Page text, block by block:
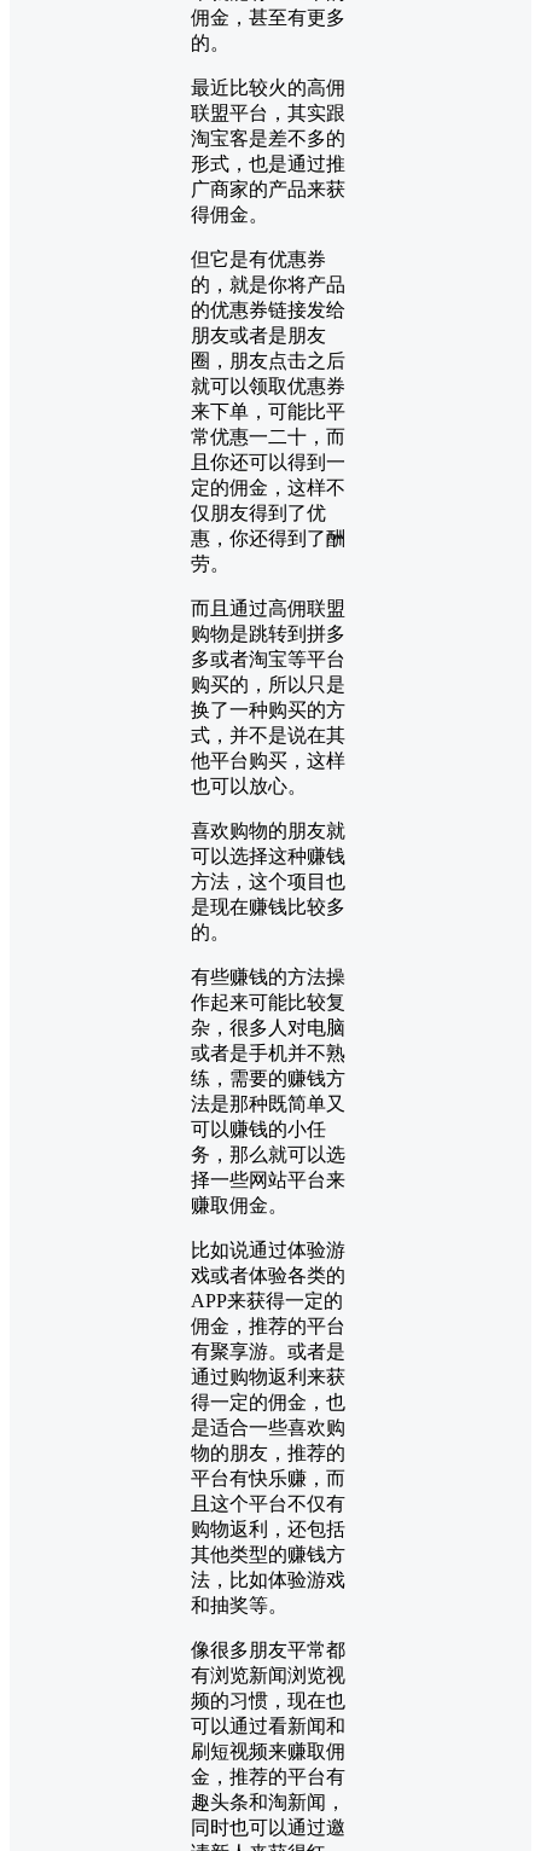
佣金，甚至有更多
的。
最近比较火的高佣
联盟平台，其实跟
淘宝客是差不多的
形式，也是通过推
广商家的产品来获
得佣金。
但它是有优惠券
的，就是你将产品
的优惠券链接发给
朋友或者是朋友
圈，朋友点击之后
就可以领取优惠券
来下单，可能比平
常优惠一二十，而
且你还可以得到一
定的佣金，这样不
仅朋友得到了优
惠，你还得到了酬
劳。
而且通过高佣联盟
购物是跳转到拼多
多或者淘宝等平台
购买的，所以只是
换了一种购买的方
式，并不是说在其
他平台购买，这样
也可以放心。
喜欢购物的朋友就
可以选择这种赚钱
方法，这个项目也
是现在赚钱比较多
的。
有些赚钱的方法操
作起来可能比较复
杂，很多人对电脑
或者是手机并不熟
练，需要的赚钱方
法是那种既简单又
可以赚钱的小任
务，那么就可以选
择一些网站平台来
赚取佣金。
比如说通过体验游
戏或者体验各类的
APP来获得一定的
佣金，推荐的平台
有聚享游。或者是
通过购物返利来获
得一定的佣金，也
是适合一些喜欢购
物的朋友，推荐的
平台有快乐赚，而
且这个平台不仅有
购物返利，还包括
其他类型的赚钱方
法，比如体验游戏
和抽奖等。
像很多朋友平常都
有浏览新闻浏览视
频的习惯，现在也
可以通过看新闻和
刷短视频来赚取佣
金，推荐的平台有
趣头条和淘新闻，
同时也可以通过邀